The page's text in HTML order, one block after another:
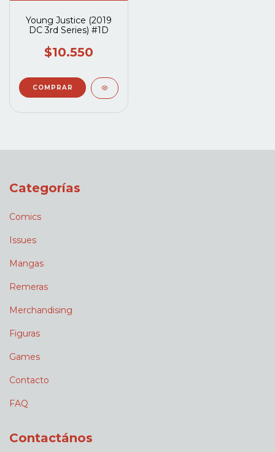
Young Justice (2019
DC 3rd Series) #1D
$10.550
Categorías
Comics
Issues
Mangas
Remeras
Merchandising
Figuras
Games
Contacto
FAQ
Contactános